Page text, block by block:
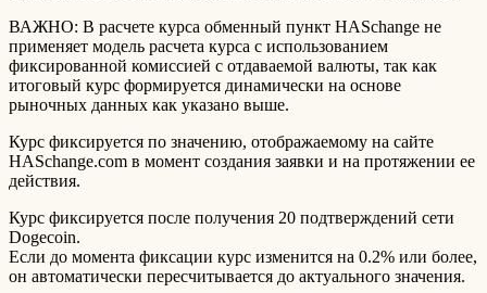
ВАЖНО: В расчете курса обменный пункт HASchange не
применяет модель расчета курса с использованием
фиксированной комиссией с отдаваемой валюты, так как
итоговый курс формируется динамически на основе
рыночных данных как указано выше.
Курс фиксируется по значению, отображаемому на сайте
HASchange.com в момент создания заявки и на протяжении ее
действия.
Курс фиксируется после получения 20 подтверждений сети
Dogecoin.
Если до момента фиксации курс изменится на 0.2% или более,
он автоматически пересчитывается до актуального значения.